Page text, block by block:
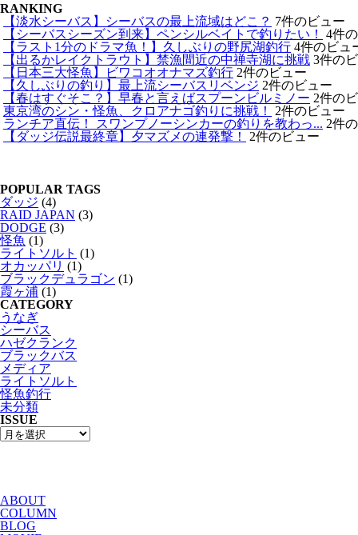
RANKING
【淡水シーバス】シーバスの最上流域はどこ？ 7件のビュー
【シーバスシーズン到来】ペンシルベイトで釣りたい！
4件
【ラスト1分のドラマ魚！】久しぶりの野尻湖釣行 4件のビュ
【出るかレイクトラウト】禁漁間近の中禅寺湖に挑戦 3件の
【日本三大怪魚】ビワコオオナマズ釣行 2件のビュー
【久しぶりの釣り】最上流シーバスリベンジ 2件のビュー
【春はすぐそこ？】早春と言えばスプーンビルミノー 2件の
東京湾のシン・怪魚、クロアナゴ釣りに挑戦！
2件のビュー
ランチア直伝！ スワンプノーシンカーの釣りを教わっ... 2件
【ダッジ伝説最終章】夕マズメの連発撃！
2件のビュー
POPULAR TAGS
ダッジ (4)
RAID JAPAN (3)
DODGE (3)
怪魚 (1)
ライトソルト (1)
オカッパリ (1)
ブラックデュラゴン (1)
霞ヶ浦 (1)
CATEGORY
うなぎ
シーバス
ハゼクランク
ブラックバス
メディア
ライトソルト
怪魚釣行
未分類
ISSUE
ABOUT
COLUMN
BLOG